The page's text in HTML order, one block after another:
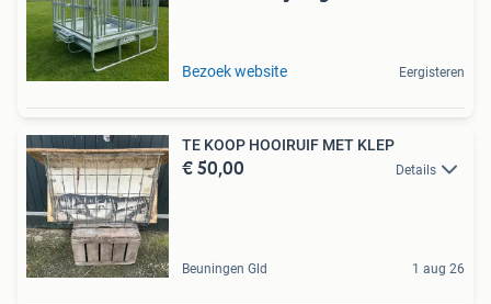
Bezoek website Eergisteren
TE KOOP HOOIRUIF MET KLEP
€ 50,00 Details
Beuningen Gld 1 aug 26